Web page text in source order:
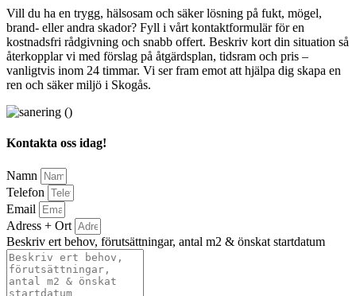
Vill du ha en trygg, hälsosam och säker lösning på fukt, mögel,
brand- eller andra skador? Fyll i vårt kontaktformulär för en
kostnadsfri rådgivning och snabb offert. Beskriv kort din situation så
återkopplar vi med förslag på åtgärdsplan, tidsram och pris –
vanligtvis inom 24 timmar. Vi ser fram emot att hjälpa dig skapa en
ren och säker miljö i Skogås.
Kontakta oss idag!
Namn
Telefon
Email
Adress + Ort
Beskriv ert behov, förutsättningar, antal m2 & önskat startdatum